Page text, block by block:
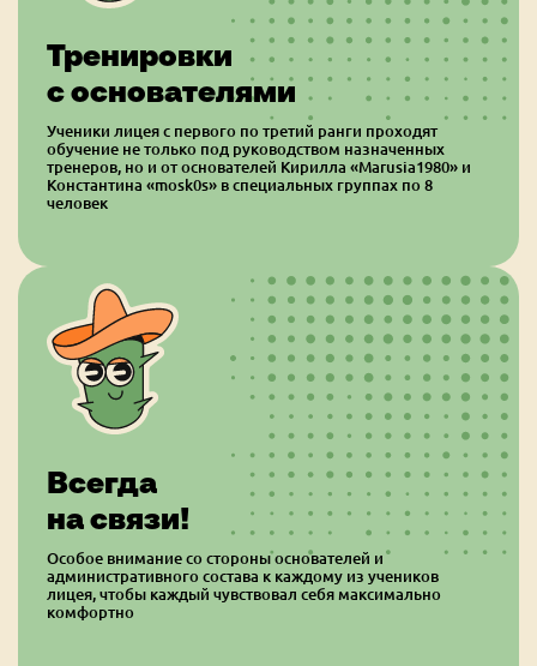
Тренировки
с основателями
Ученики лицея с первого по третий ранги проходят
обучение не только под руководством назначенных
тренеров, но и от основателей Кирилла «Marusia1980» и
Константина «mosk0s» в специальных группах по 8
человек
Всегда
на связи!
Особое внимание со стороны основателей и
административного состава к каждому из учеников
лицея, чтобы каждый чувствовал себя максимально
комфортно